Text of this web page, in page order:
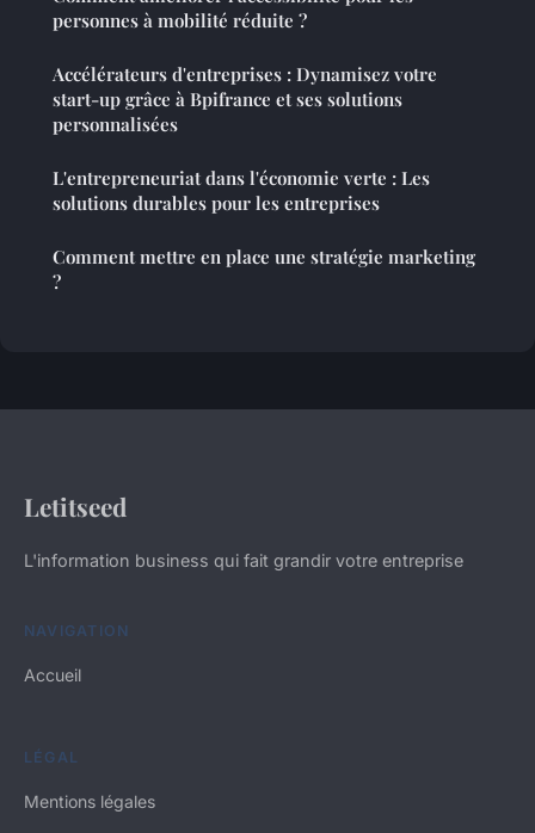
personnes à mobilité réduite ?
Accélérateurs d'entreprises : Dynamisez votre
start-up grâce à Bpifrance et ses solutions
personnalisées
L'entrepreneuriat dans l'économie verte : Les
solutions durables pour les entreprises
Comment mettre en place une stratégie marketing
?
Letitseed
L'information business qui fait grandir votre entreprise
NAVIGATION
Accueil
LÉGAL
Mentions légales